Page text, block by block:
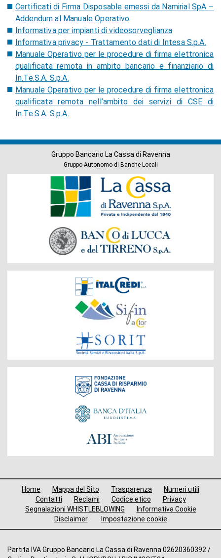
Certificati di Firma Disposable emessi da Namirial SpA –
Addendum al Manuale Operativo
Informativa per impianti di videosorveglianza
Informativa privacy - Trattamento dati di Intesa S.p.A.
Manuale Operativo per le procedure di firma elettronica
qualificata remota in ambito bancario e finanziario di
In.Te.S.A. S.p.A.
Manuale Operativo per le procedure di firma elettronica
qualificata remota nell’ambito dei servizi di CSE di
In.Te.S.A. S.p.A.
Gruppo Bancario La Cassa di Ravenna
Gruppo Autonomo di Banche Locali
Banche
Gruppo
Fondazione
Menù
navigazione
Home Mappa del Sito Trasparenza
Numeri utili
Contatti
Reclami Codice etico
Privacy
Segnalazioni WHISTLEBLOWING
Informativa Cookie
Disclaimer
Impostazione cookie
Altre
Partita IVA Gruppo Bancario La Cassa di Ravenna 02620360392 /